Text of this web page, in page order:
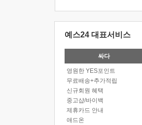
예스24 대표서비스
싸다
영원한 YES포인트
무료배송+추가적립
신규회원 혜택
중고샵/바이백
제휴카드 안내
애드온